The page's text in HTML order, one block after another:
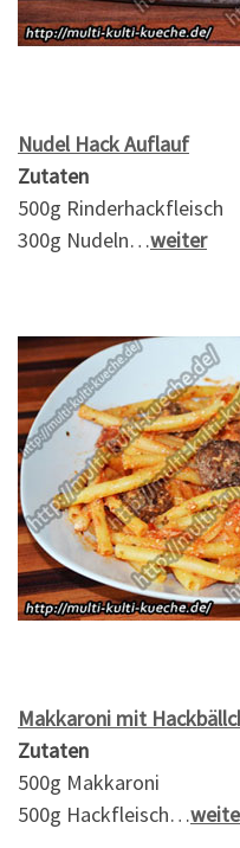
Nudel Hack Auflauf
Zutaten
500g Rinderhackfleisch
300g Nudeln…weiter
Makkaroni mit
Zutaten
500g Makkaroni
500g Hackfleisch…